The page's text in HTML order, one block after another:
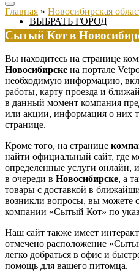
ВЫБРАТЬ ГОРОД
Главная » Новосибирская
Сытый Кот в
Вы находитесь на странице
Новосибирске на портале
необходимую информацию,
работы, карту проезда и
в данный момент компания
или акции, информация о них
странице.
Кроме того, на странице
найти официальный сайт, где
определенные услуги онлайн,
в очереди в Новосибирске, а
товары с доставкой в
возникли вопросы, вы можете
компании «Сытый Кот» по
Наш сайт также имеет
отмечено расположение
легко добраться в офис и
помощь для вашего питомца.